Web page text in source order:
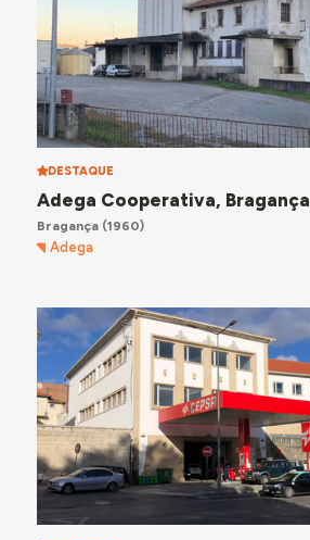
DESTAQUE
Adega Cooperativa, Bragança
Bragança(1960)
Adega